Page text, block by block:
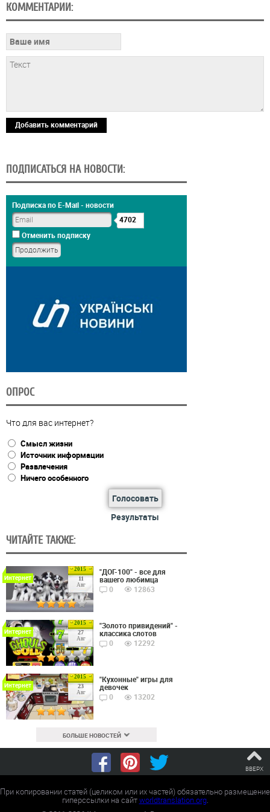
КОММЕНТАРИИ:
Добавить комментарий
ПОДПИСАТЬСЯ НА НОВОСТИ:
Подписка по E-Mail - новости
4702
Отменить подписку
ОПРОС
Что для вас интернет?
Смысл жизни
Источник информации
Развлечения
Ничего особенного
Голосовать
Результаты
ЧИТАЙТЕ ТАКЖЕ:
2015
11
Авг
Интернет
"ДОГ-100" - все для
вашего любимца
0
12863
2015
27
Авг
Интернет
"Золото привидений" -
классика слотов
0
12292
2015
23
Авг
Интернет
"Кухонные" игры для
девочек
0
13202
БОЛЬШЕ НОВОСТЕЙ
ВВЕРХ
При копировании статей (целиком или их частей) обязательно размещение
гиперссылки на сайтworldtranslation.org.